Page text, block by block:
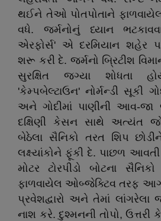
થઈને તેઓ પોતપોતાને
વધે. જર્મનોનું ધ્યાન
એરફોર્સ' એ દરમિયાન શહેર
શરૂ કરી દે. જર્મનો બ્રિટીશ
સુરક્ષિત જગ્યા શોધતા
'કેમ્પબેલ્ટાઉન' નોર્મન્ડી સૂકી
અને ગોદીમાં પાણીની આવ-જા
દક્ષિણી કેસન સાથે અત્યંત
બેઠેલા સૈનિકો તરત શિપ
લક્ષ્યાંકોને ફૂંકી દે. પાછળ
મોટર ટોરપીડો બોટના
ફાળવાયેલ ઓબ્જેક્ટિવ તરફ આગળ
પ્રવેશદ્વારો અને તેમાં લાંગરેલા
નાશ કરે. દુશ્મનની તોપો,